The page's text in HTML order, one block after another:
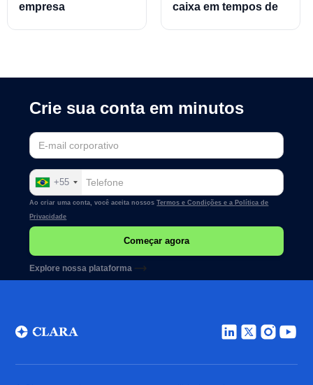
empresa
caixa em tempos de
Crie sua conta em minutos
+55
Ao criar uma conta, você aceita nossosTermos e Condições e a Política de
Privacidade
Explore nossa plataforma